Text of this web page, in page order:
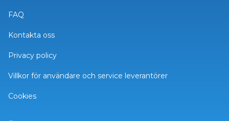
FAQ
Kontakta oss
Privacy policy
Villkor för användare och service leverantörer
Cookies